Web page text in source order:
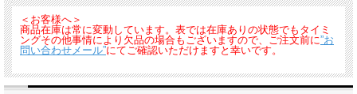
＜お客様へ＞
商品在庫は常に変動しています。表では在庫ありの状態でもタイミ
ングその他事情により欠品の場合もございますので、ご注文前に”お
問い合わせメール”にてご確認いただけますと幸いです。